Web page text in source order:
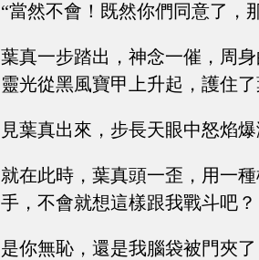
“當然不會！既然你們同意了，
葉真一步踏出，神念一催，周
光從黑風寶甲上升起，護住
見葉真出來，步長天眼中怒焰
就在此時，葉真頭一歪，用一
，不會就想這樣跟我戰斗吧？
是你無恥，還是我腦袋被門夾了